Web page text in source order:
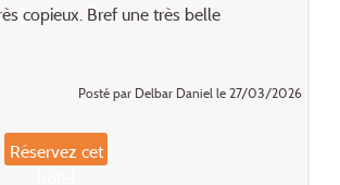
copieux. Bref une très belle
Posté par Delbar Daniel le 27/03/2026
Réservez cet